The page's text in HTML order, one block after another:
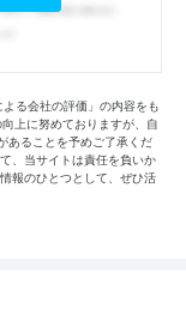
る会社の評価」の内容をも
上に努めておりますが、自
あることを予めご了承くだ
、当サイトは責任を負いか
報のひとつとして、ぜひ活